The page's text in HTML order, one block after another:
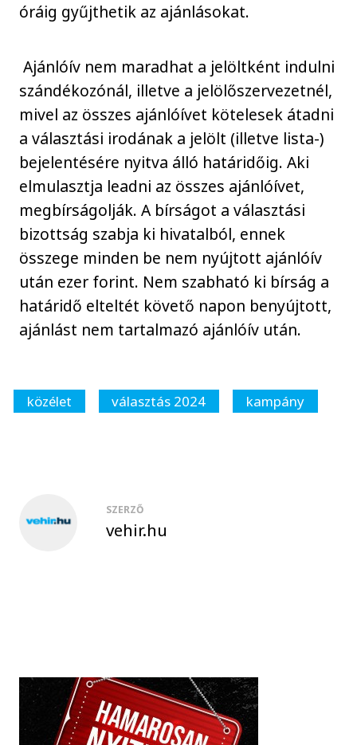
óráig gyűjthetik az ajánlásokat.
Ajánlóív nem maradhat a jelöltként indulni
szándékozónál, illetve a jelölőszervezetnél,
mivel az összes ajánlóívet kötelesek átadni
a választási irodának a jelölt (illetve lista-)
bejelentésére nyitva álló határidőig. Aki
elmulasztja leadni az összes ajánlóívet,
megbírságolják. A bírságot a választási
bizottság szabja ki hivatalból, ennek
összege minden be nem nyújtott ajánlóív
után ezer forint. Nem szabható ki bírság a
határidő elteltét követő napon benyújtott,
ajánlást nem tartalmazó ajánlóív után.
közélet választás 2024 kampány
SZERZŐ
vehir.hu